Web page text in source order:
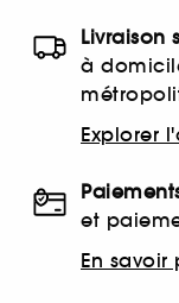
Livraison
à
Explorer
et
En savoir